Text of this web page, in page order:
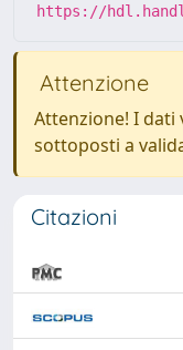
https://
Attenzione
Attenzione! I dati
sottoposti a
Citazioni